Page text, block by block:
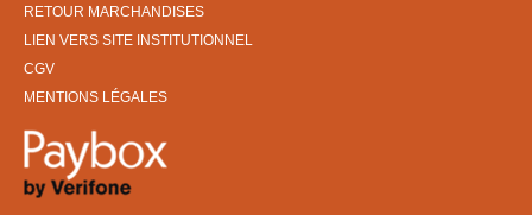
RETOUR MARCHANDISES
LIEN VERS SITE INSTITUTIONNEL
CGV
MENTIONS LÉGALES